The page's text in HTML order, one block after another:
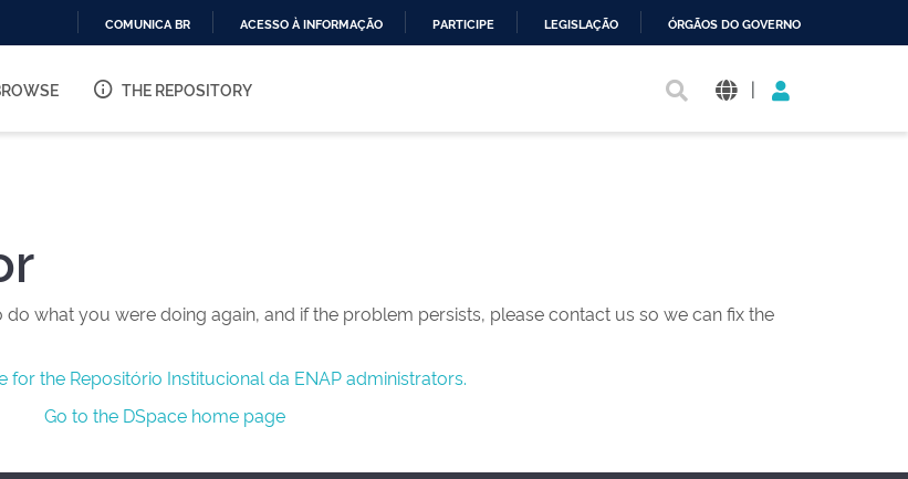
O
COMUNICA BR ACESSO À INFORMAÇÃO PARTICIPE LEGISLAÇÃO ÓRGÃOS DO GOVERNO
THE REPOSITORY |
what you were doing again, and if the problem persists, please contact us so we can fix the
for the Repositório Institucional da ENAP administrators.
Go to the DSpace home page